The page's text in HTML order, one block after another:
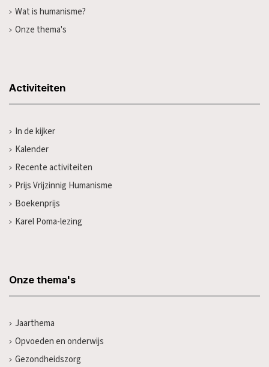
Wat is humanisme?
Onze thema's
Activiteiten
In de kijker
Kalender
Recente activiteiten
Prijs Vrijzinnig Humanisme
Boekenprijs
Karel Poma-lezing
Onze thema's
Jaarthema
Opvoeden en onderwijs
Gezondheidszorg